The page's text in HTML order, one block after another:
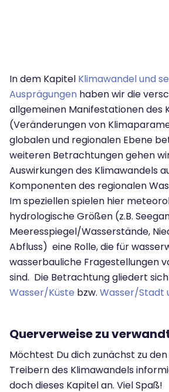
In dem Kapitel Klimawandel und
Ausprägungen haben wir die
allgemeinen Manifestationen des
(Veränderungen von
globalen und regionalen Ebene
weiteren Betrachtungen gehen
Auswirkungen des Klimawandels
Komponenten des regionalen
Im speziellen spielen hier
hydrologische Größen (z.B.
Meeresspiegel/Wasserstände,
Abfluss) eine Rolle, die für
wasserbauliche Fragestellungen
sind. Die Betrachtung gliedert
Wasser/Küste bzw. Wasser/Stadt
Querverweise zu
Möchtest Du dich zunächst zu
Treibern des Klimawandels
doch dieses Kapitel an. Viel Spaß!